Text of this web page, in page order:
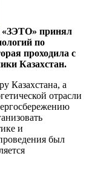
«ЗЭТО» принял
по
проходила с
Казахстан.
Казахстана, а
отрасли
и
был